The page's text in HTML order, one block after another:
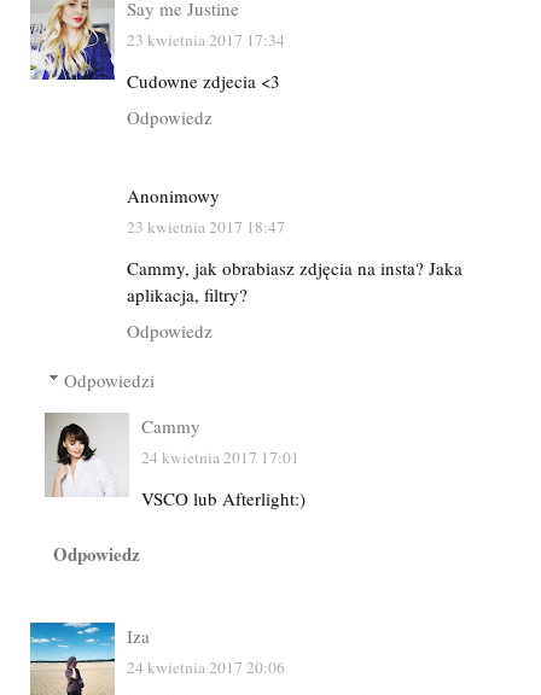
Say me Justine
23 kwietnia 2017 17:34
Cudowne zdjecia <3
Odpowiedz
Anonimowy
23 kwietnia 2017 18:47
Cammy, jak obrabiasz zdjęcia na insta? Jaka
aplikacja, filtry?
Odpowiedz
Odpowiedzi
Cammy
24 kwietnia 2017 17:01
VSCO lub Afterlight:)
Odpowiedz
Iza
24 kwietnia 2017 20:06